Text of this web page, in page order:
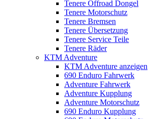
Tenere Offroad Dongel
Tenere Motorschutz
Tenere Bremsen
Tenere Übersetzung
Tenere Service Teile
Tenere Räder
KTM Adventure
KTM Adventure anzeigen
690 Enduro Fahrwerk
Adventure Fahrwerk
Adventure Kupplung
Adventure Motorschutz
690 Enduro Kupplung